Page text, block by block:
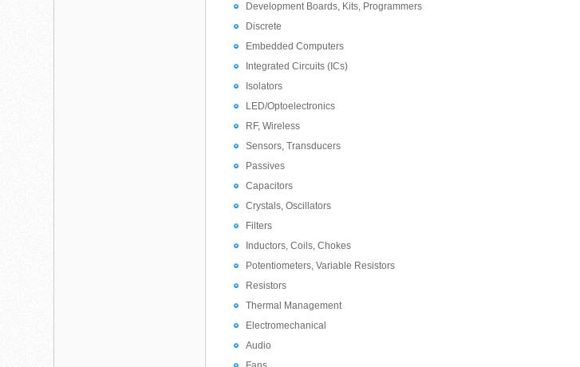
Development Boards, Kits, Programmers
Discrete
Embedded Computers
Integrated Circuits (ICs)
Isolators
LED/Optoelectronics
RF, Wireless
Sensors, Transducers
Passives
Capacitors
Crystals, Oscillators
Filters
Inductors, Coils, Chokes
Potentiometers, Variable Resistors
Resistors
Thermal Management
Electromechanical
Audio